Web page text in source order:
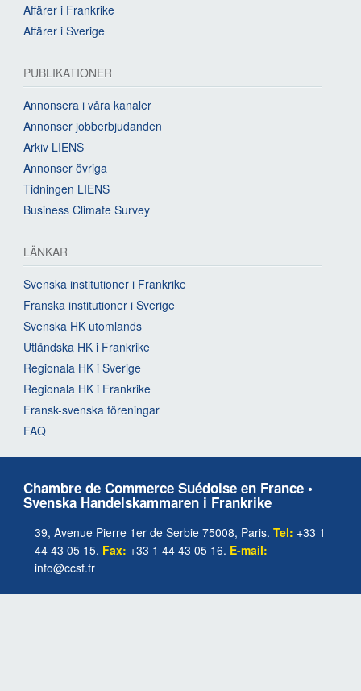
Affärer i Frankrike
Affärer i Sverige
PUBLIKATIONER
Annonsera i våra kanaler
Annonser jobberbjudanden
Arkiv LIENS
Annonser övriga
Tidningen LIENS
Business Climate Survey
LÄNKAR
Svenska institutioner i Frankrike
Franska institutioner i Sverige
Svenska HK utomlands
Utländska HK i Frankrike
Regionala HK i Sverige
Regionala HK i Frankrike
Fransk-svenska föreningar
FAQ
Chambre de Commerce Suédoise en France •
Svenska Handelskammaren i Frankrike
39, Avenue Pierre 1er de Serbie 75008, Paris. Tel: +33 1
44 43 05 15. Fax: +33 1 44 43 05 16. E-mail:
info@ccsf.fr